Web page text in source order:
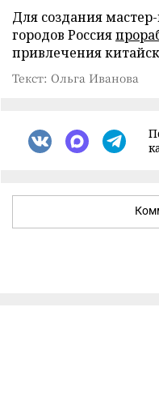
Для создания
городов Россия
привлечения
Текст: Ольга Иванова